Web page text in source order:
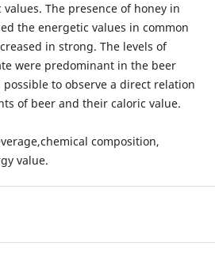
The presence of honey in
the energetic values in common
in strong. The levels of
were predominant in the beer
to observe a direct relation
of beer and their caloric value.
composition,
value.